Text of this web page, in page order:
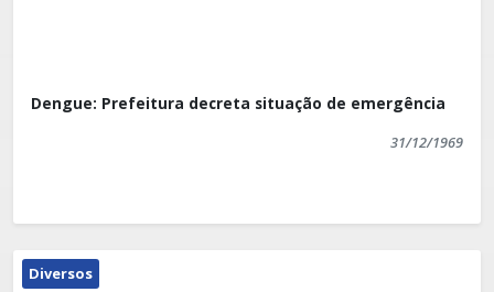
Dengue: Prefeitura decreta situação de emergência
31/12/1969
Diversos